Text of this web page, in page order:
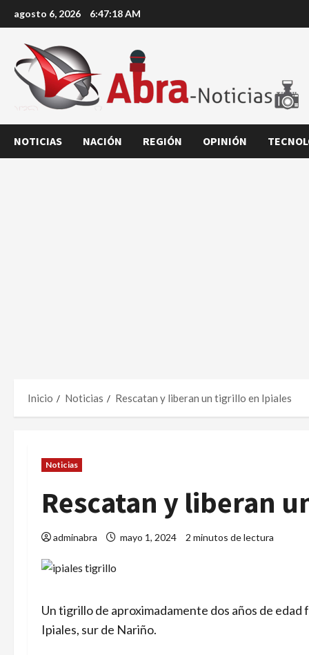
al
contenido
agosto 6, 2026 6:47:18 AM
NOTICIAS NACIÓN REGIÓN OPINIÓN
Inicio Noticias Rescatan y liberan un tigrillo en Ipiales
Noticias
Rescatan y liberan
adminabra mayo 1, 2024 2 minutos de lectura
Un tigrillo de aproximadamente dos años de
Ipiales, sur de Nariño.